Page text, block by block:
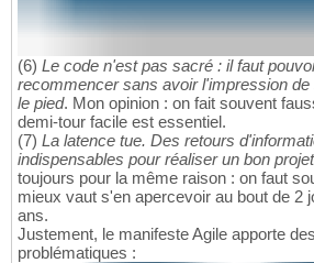
(6) Le code n'est pas sacré : il faut
recommencer sans avoir l'impression de
le pied. Mon opinion : on fait souvent
demi-tour facile est essentiel.
(7) La latence tue. Des retours
indispensables pour réaliser un bon projet
toujours pour la même raison : on faut
mieux vaut s'en apercevoir au bout de 2
ans.
Justement, le manifeste Agile apporte
problématiques :